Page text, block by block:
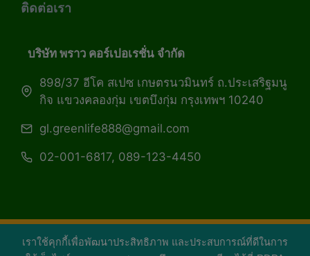
เราใช้คุกกี้เพื่อพัฒนาประสิทธิภาพ และประสบการณ์ที่ดีในการ
ติดต่อเรา
บริษัท พราว คอร์เปอเรชั่น จำกัด
898/37 อีโค สเปซ เกษตรนวมินทร์ ถ.ประเสริฐมนู
กิจ แขวงคลองกุ่ม เขตบึงกุ่ม กรุงเทพฯ 10240
gl.greenlife888@gmail.com
02-001-6817, 089-123-4450
Copyright 2026 — Green Life Plus mag | กรีน